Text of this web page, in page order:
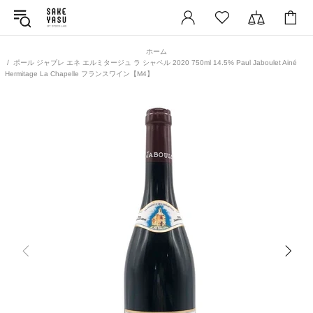
ホーム
ポール ジャブレ エネ エルミタージュ ラ シャペル 2020 750ml 14.5% Paul Jaboulet Ainé
Hermitage La Chapelle フランスワイン【M4】